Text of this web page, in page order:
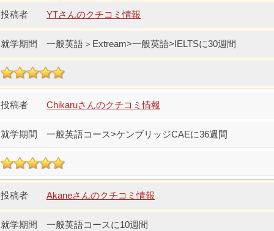
YTさんのクチコミ情報
一般英語＞Extream>一般英語>IELTSに30週間
Chikaruさんのクチコミ情報
一般英語コース>ケンブリッジCAEに36週間
Akaneさんのクチコミ情報
一般英語コースに10週間